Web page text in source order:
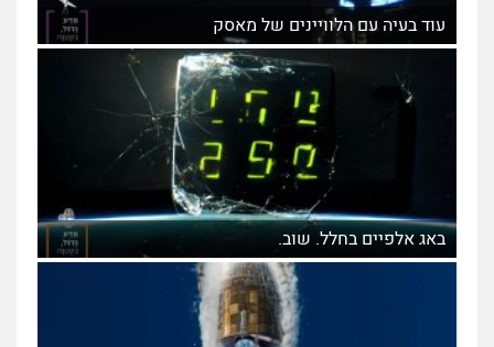
עוד בעיה עם הלוויינים של מאסק
באג אלפיים בחלל. שוב.